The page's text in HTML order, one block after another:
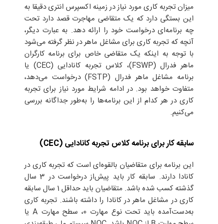
میزان تجربه کاری مورد نیاز در زمینه اکسپرس انتری دقیقا به
این بستگی دارد که یک متقاضی مهاجرت قصد دارد تحت
چه برنامه‌ای درخواست خود را ارائه دهد. به عبارت دیگر،
آنچه که تجربه کاری برای مشاغل ماهر در نظر گرفته می‌شود
با توجه به اینکه یک متقاضی خاص برای برنامه کارگران
ماهر فدرال (FSWP)، کلاس تجربه کانادایی (CEC) یا
برنامه مشاغل ماهر فدرال (FSTP) درخواست می‌دهد،
متفاوت خواهد بود. در ادامه شرایط مورد نیاز برای تجربه
کاری در هر کدام از این برنامه‌ها را به‌طور جداگانه بررسی
می‌کنیم.
سابقه کار برای برنامه کلاس تجربه کانادایی(
CEC
)
این برنامه برای متقاضیان بالقوه‌ای است که تجربه کاری در
کانادا دارند. سابقه کار باید پیش‌از درخواست در 3 سال
گذشته کسب شده باشد. متقاضیان باید حداقل 1 سال سابقه
کاری در مشاغل ماهر در کانادا را داشته باشند. تجربه کاری
به‌دست‌آمده باید تحت نوع مهارت 0، سطح مهارت A یا